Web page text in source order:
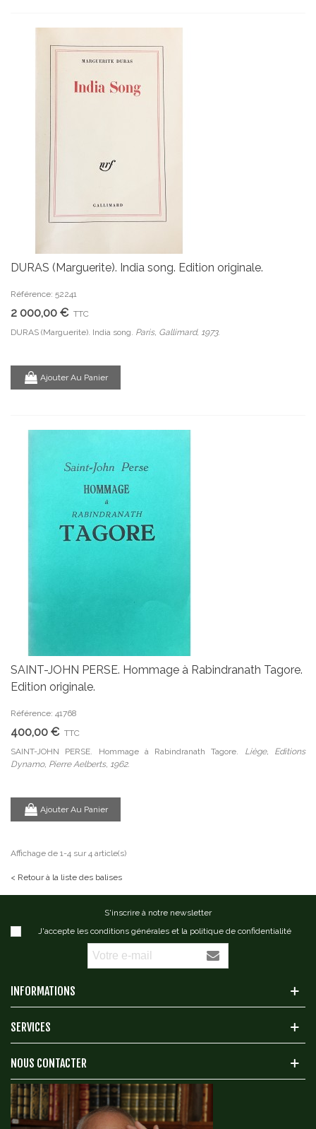
DURAS (Marguerite). India song. Edition originale.
Référence: 52241
2 000,00 € TTC
DURAS (Marguerite). India song. Paris, Gallimard, 1973.
Ajouter Au Panier
SAINT-JOHN PERSE. Hommage à Rabindranath Tagore.
Edition originale.
Référence: 41768
400,00 € TTC
SAINT-JOHN PERSE. Hommage à Rabindranath Tagore. Liège, Editions
Dynamo, Pierre Aelberts, 1962.
Ajouter Au Panier
Affichage de 1-4 sur 4 article(s)
< Retour à la liste des balises
S'inscrire à notre newsletter
J'accepte les conditions générales et la politique de confidentialité
INFORMATIONS
SERVICES
NOUS CONTACTER